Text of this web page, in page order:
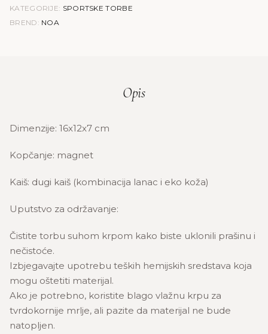
KATEGORIJE: SPORTSKE TORBE
BREND: NOA
Opis
Dimenzije: 16x12x7 cm
Kopčanje: magnet
Kaiš: dugi kaiš (kombinacija lanac i eko koža)
Uputstvo za održavanje:
Čistite torbu suhom krpom kako biste uklonili prašinu i
nečistoće.
Izbjegavajte upotrebu teških hemijskih sredstava koja
mogu oštetiti materijal.
Ako je potrebno, koristite blago vlažnu krpu za
tvrdokornije mrlje, ali pazite da materijal ne bude
natopljen.